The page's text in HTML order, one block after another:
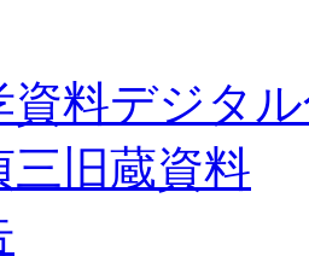
資料デジタ
三旧蔵資料